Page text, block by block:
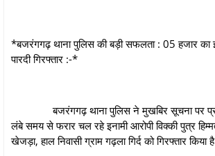
*बजरंगगढ़ थाना पुलिस की बड़ी सफलता : 05 हजार का
पारदी गिरफ्तार :-*
बजरंगगढ़ थाना पुलिस ने मुखबिर सूचना पर
लंबे समय से फरार चल रहे इनामी आरोपी विक्की पुत्र हिम्मत
खेजड़ा, हाल निवासी ग्राम गढ़ला गिर्द को गिरफ्तार किया